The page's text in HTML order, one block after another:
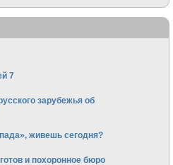
7
зарубежья об
живешь сегодня?
и похоронное бюро